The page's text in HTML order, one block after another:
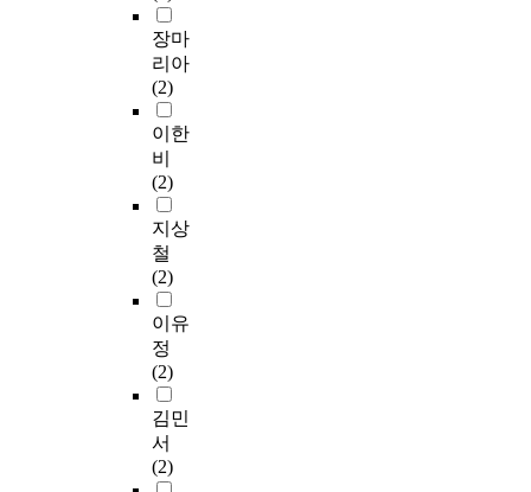
장마
리아
(2)
이한
비
(2)
지상
철
(2)
이유
정
(2)
김민
서
(2)